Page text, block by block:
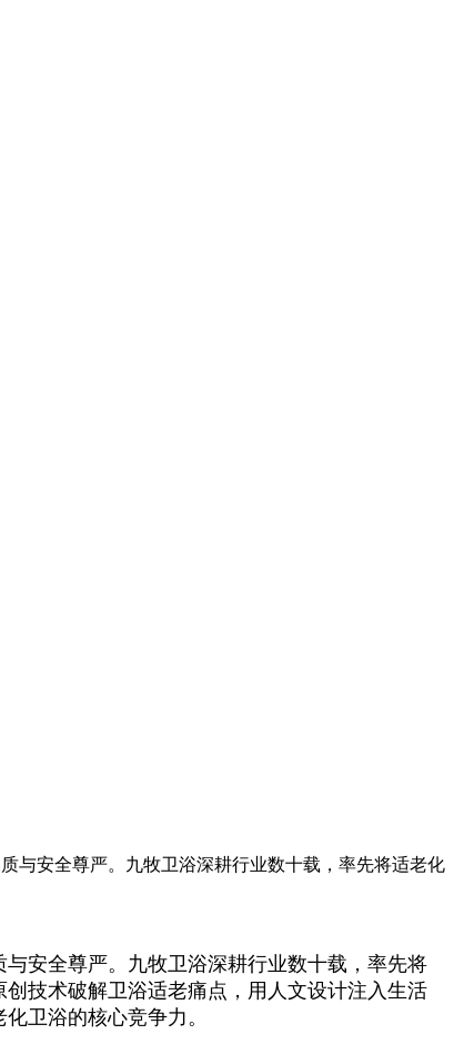
与安全尊严。九牧卫浴深耕行业数十载，率先将适老化
安全尊严。九牧卫浴深耕行业数十载，率先将
技术破解卫浴适老痛点，用人文设计注入生活
卫浴的核心竞争力。